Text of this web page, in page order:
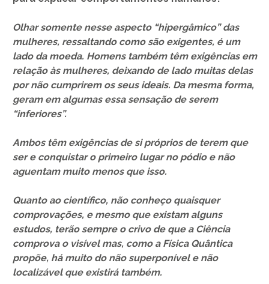
Olhar somente nesse aspecto “hipergâmico” das
mulheres, ressaltando como são exigentes, é um
lado da moeda. Homens também têm exigências em
relação às mulheres, deixando de lado muitas delas
por não cumprirem os seus ideais. Da mesma forma,
geram em algumas essa sensação de serem
“inferiores”.
Ambos têm exigências de si próprios de terem que
ser e conquistar o primeiro lugar no pódio e não
aguentam muito menos que isso.
Quanto ao científico, não conheço quaisquer
comprovações, e mesmo que existam alguns
estudos, terão sempre o crivo de que a Ciência
comprova o visível mas, como a Física Quântica
propõe, há muito do não superponível e não
localizável que existirá também.